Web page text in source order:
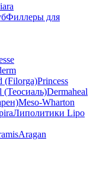
Филлеры для
(Filorga)Princess
(Теосиаль)Dermaheal
Meso-Wharton
Липолитики Lipo
Aragan